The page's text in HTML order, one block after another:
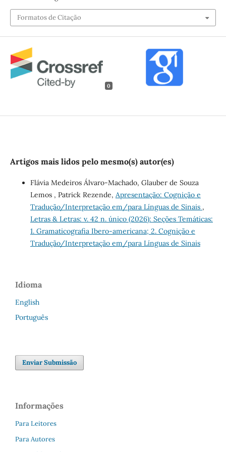
Formatos de Citação
0
Artigos mais lidos pelo mesmo(s) autor(es)
Flávia Medeiros Álvaro-Machado, Glauber de Souza
Lemos , Patrick Rezende, Apresentação: Cognição e
Tradução/Interpretação em/para Línguas de Sinais ,
Letras & Letras: v. 42 n. único (2026): Seções Temáticas:
1. Gramaticografia Ibero-americana; 2. Cognição e
Tradução/Interpretação em/para Línguas de Sinais
Idioma
English
Português
Enviar Submissão
Informações
Para Leitores
Para Autores